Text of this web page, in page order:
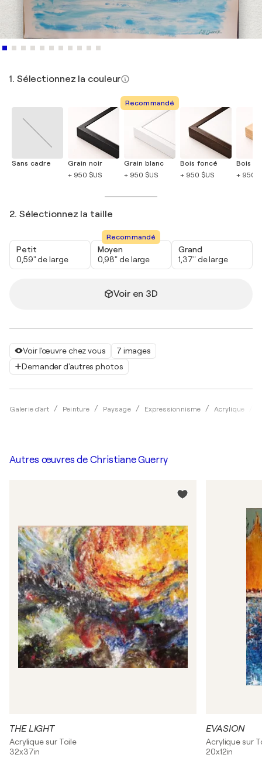
Voir l'œuvre chez vous
7 images
Demander d'autres photos
Galerie d'art Peinture Paysage Expressionnisme Acrylique
1. Sélectionnez la couleur
Sans cadre
Grain noir
+ 950 $US
Recommandé
Grain blanc
+ 950 $US
Bois foncé
+ 950 $US
Bois
+ 950
2. Sélectionnez la taille
Petit
0,59" de large
Recommandé
Moyen
0,98" de large
Grand
1,37" de large
Voir en 3D
Autres œuvres de Christiane Guerry
THE LIGHT
Acrylique sur Toile
32x37in
EVASION
Acrylique sur
20x12in